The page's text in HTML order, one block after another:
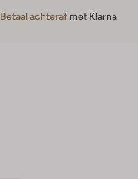
Betaal achteraf met Klarna